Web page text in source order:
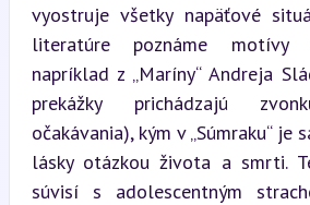
vyostruje všetky napäťové
literatúre poznáme motívy
napríklad z „Maríny“ Andreja
prekážky prichádzajú
očakávania), kým v „Súmraku“ je
lásky otázkou života a smrti.
súvisí s adolescentným